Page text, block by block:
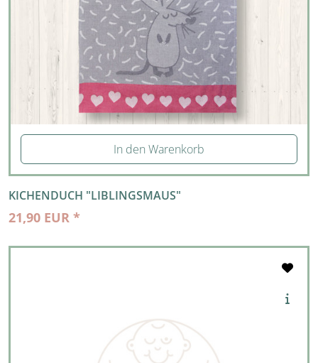
In den Warenkorb
KICHENDUCH "LIBLINGSMAUS"
21,90 EUR *